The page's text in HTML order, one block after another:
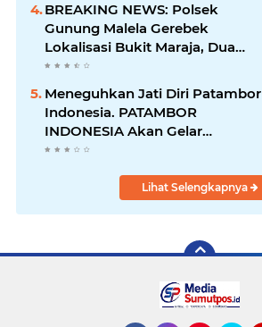
BREAKING NEWS: Polsek
Gunung Malela Gerebek
Lokalisasi Bukit Maraja, Dua
Perempuan Menangis Saat
Diciduk Bersama Sabu
Meneguhkan Jati Diri Patambor
Indonesia. PATAMBOR
INDONESIA Akan Gelar
RAKERNAS II Di Jakarta.
Lihat Selengkapnya